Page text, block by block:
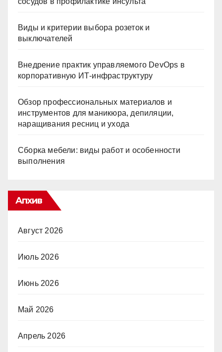
Виды и критерии выбора розеток и
выключателей
Внедрение практик управляемого DevOps в
корпоративную ИТ-инфраструктуру
Обзор профессиональных материалов и
инструментов для маникюра, депиляции,
наращивания ресниц и ухода
Сборка мебели: виды работ и особенности
выполнения
Апхив
Август 2026
Июль 2026
Июнь 2026
Май 2026
Апрель 2026